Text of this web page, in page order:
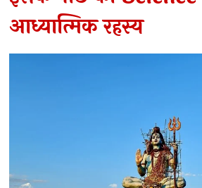
आध्यात्मिक रहस्य